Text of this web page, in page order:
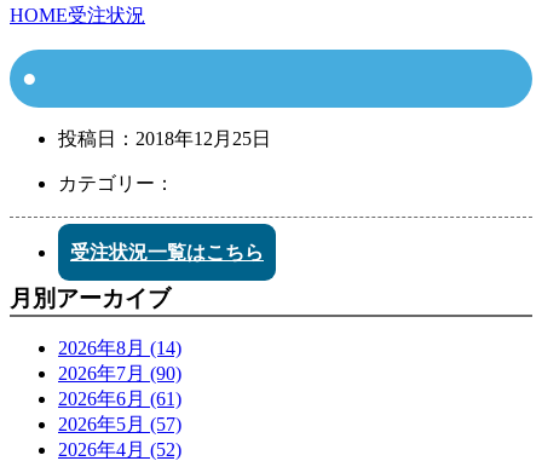
HOME受注状況
投稿日： 2018年12月25日
カテゴリー：
受注状況一覧はこちら
月別アーカイブ
2026年8月 (14)
2026年7月 (90)
2026年6月 (61)
2026年5月 (57)
2026年4月 (52)